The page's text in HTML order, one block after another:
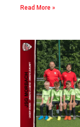
Read More »